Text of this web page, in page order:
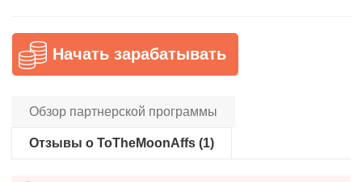
Начать зарабатывать
Обзор партнерской программы
Отзывы о ToTheMoonAffs (1)